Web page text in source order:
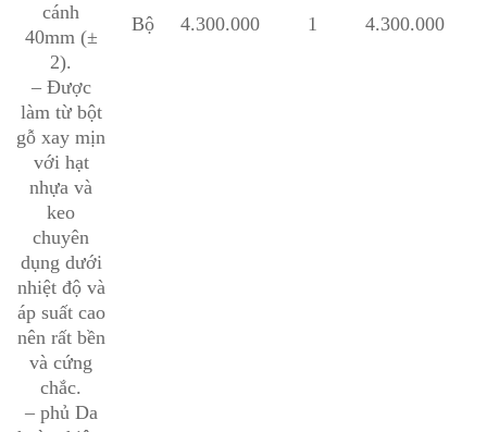
cánh
40mm (±
2).
– Được
làm từ bột
gỗ xay mịn
với hạt
nhựa và
keo
chuyên
dụng dưới
nhiệt độ và
áp suất cao
nên rất bền
và cứng
chắc.
– phủ Da
Bộ 4.300.000 1 4.300.000